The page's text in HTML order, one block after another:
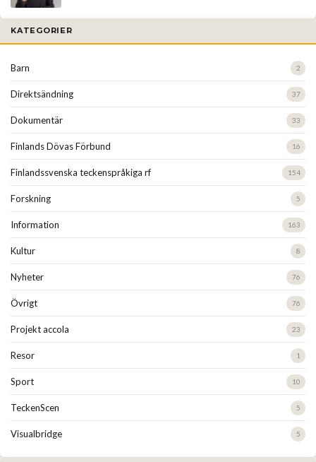
KATEGORIER
Barn 2
Direktsändning 37
Dokumentär 33
Finlands Dövas Förbund 16
Finlandssvenska teckenspråkiga rf 154
Forskning 5
Information 163
Kultur 8
Nyheter 76
Övrigt 76
Projekt accola 23
Resor 1
Sport 10
TeckenScen 5
Visualbridge 5